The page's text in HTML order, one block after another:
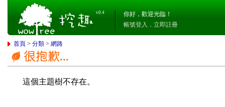
v0.4
你好，歡迎光臨！
帳號登入 ． 立即註冊
首頁 >分類 >網路
這個主題樹不存在。